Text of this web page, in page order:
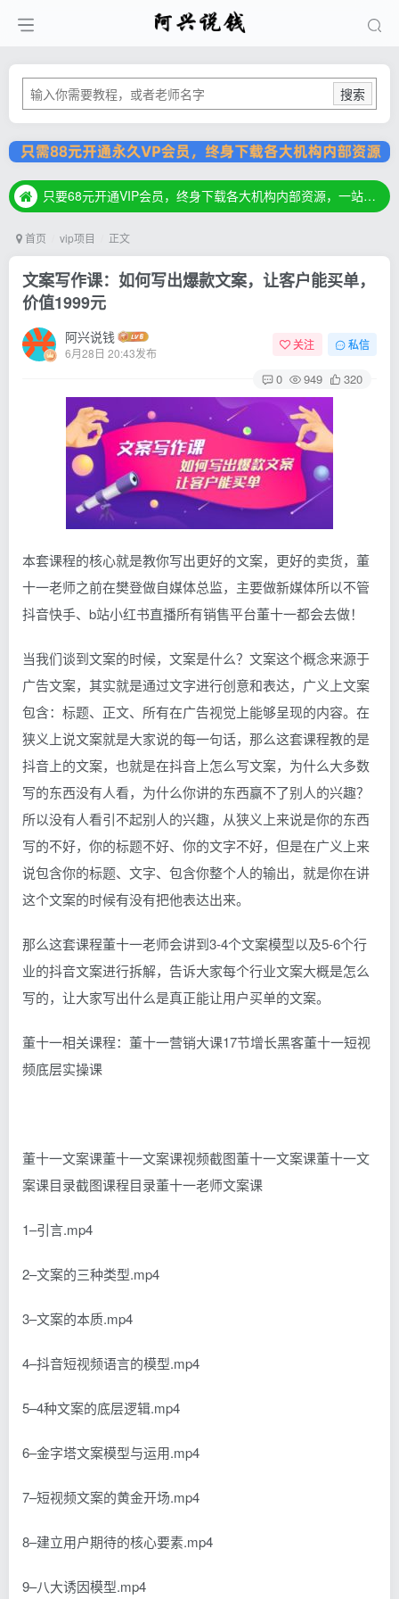
搜索
只要68元开通VIP会员，终身下载各大机构内部资源，一站式草根创业基地，最新最强网赚教程大全，小投入，大回报！
只要68元开通VIP会员，终身下载各大机构内部资源，一站式草根创业基地，最新最强网赚教程大全，小投入，大回报！
首页 vip项目 正文
文案写作课：如何写出爆款文案，让客户能买单，
价值1999元
阿兴说钱
6月28日 20:43发布
关注 私信
0 949 320
本套课程的核心就是教你写出更好的文案，更好的卖货，董
十一老师之前在樊登做自媒体总监，主要做新媒体所以不管
抖音快手、b站小红书直播所有销售平台董十一都会去做！
当我们谈到文案的时候，文案是什么？文案这个概念来源于
广告文案，其实就是通过文字进行创意和表达，广义上文案
包含：标题、正文、所有在广告视觉上能够呈现的内容。在
狭义上说文案就是大家说的每一句话，那么这套课程教的是
抖音上的文案，也就是在抖音上怎么写文案，为什么大多数
写的东西没有人看，为什么你讲的东西赢不了别人的兴趣？
所以没有人看引不起别人的兴趣，从狭义上来说是你的东西
写的不好，你的标题不好、你的文字不好，但是在广义上来
说包含你的标题、文字、包含你整个人的输出，就是你在讲
这个文案的时候有没有把他表达出来。
那么这套课程董十一老师会讲到3-4个文案模型以及5-6个行
业的抖音文案进行拆解，告诉大家每个行业文案大概是怎么
写的，让大家写出什么是真正能让用户买单的文案。
董十一相关课程：董十一营销大课17节增长黑客董十一短视
频底层实操课
董十一文案课董十一文案课视频截图董十一文案课董十一文
案课目录截图课程目录董十一老师文案课
1–引言.mp4
2–文案的三种类型.mp4
3–文案的本质.mp4
4–抖音短视频语言的模型.mp4
5–4种文案的底层逻辑.mp4
6–金字塔文案模型与运用.mp4
7–短视频文案的黄金开场.mp4
8–建立用户期待的核心要素.mp4
9–八大诱因模型.mp4